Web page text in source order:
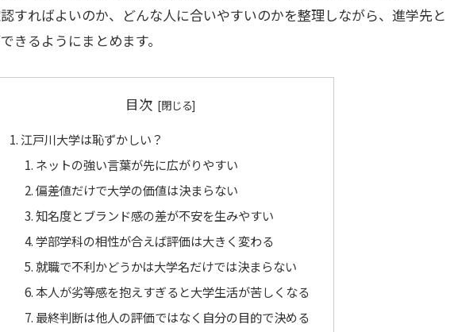
すればよいのか、どんな人に合いやすいのかを整理しながら、進学先と
きるようにまとめます。
目次
江戸川大学は恥ずかしい？
ネットの強い言葉が先に広がりやすい
偏差値だけで大学の価値は決まらない
知名度とブランド感の差が不安を生みやすい
学部学科の相性が合えば評価は大きく変わる
就職で不利かどうかは大学名だけでは決まらない
本人が劣等感を抱えすぎると大学生活が苦しくなる
最終判断は他人の評価ではなく自分の目的で決める